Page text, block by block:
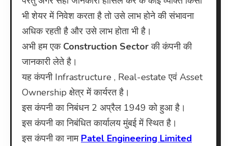
भी शेयर में निवेश करता है तो उसे लाभ होने की संभावना
अधिक रहती है और उसे लाभ होता भी है।
अभी हम एक Construction Sectorकी कंपनी की
जानकारी लेते है।
यह कंपनी Infrastructure , Real-estate एवं Asset
Ownership क्षेत्र में कार्यरत है।
इस कंपनी का निबंधन 2 अप्रैल 1949 को हुआ है।
इस कंपनी का निबंधित कार्यालय मुंबई में स्थित है।
इस कंपनी का नाम Patel Engineering Limited